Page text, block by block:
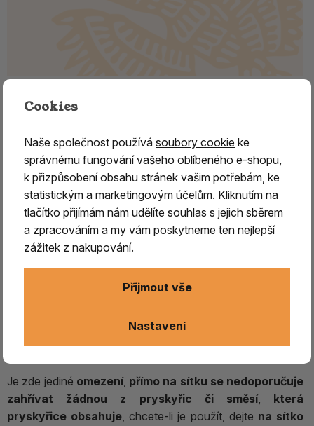
Keramická vykuřovací pícka a
Vykuřovací keramická píckase velmi dobře hodí
pálení suchých vykuřovadel, jako jsou dřeva, byliny,
květy, atd.Pícka obsahuje sítkovhodné velikosti, na
které se vykuřovadlo pokládá.
Zdrojem tepla je čajová svíčka umístěná pod sítkem
Výhodou pícky jepozvolné zahřívání vykuřovadla, kdy
lépe vyniká jeho typická vůně, odpadají konečné tóny při
Je zde jediné omezení, přímo na sítku se nedoporučuje
zahřívat žádnou z pryskyřic či směsí, která
pryskyřice obsahuje, chcete-li je použít, dejte na sítko
Cookies
Naše společnost používásoubory cookie ke
správnému fungování vašeho oblíbeného e-shopu,
k přizpůsobení obsahu stránek vašim potřebám, ke
statistickým a marketingovým účelům. Kliknutím na
tlačítko přijímám nám udělíte souhlas s jejich sběrem
a zpracováním a my vám poskytneme ten nejlepší
zážitek z nakupování.
Nastavení
Přijmout vše